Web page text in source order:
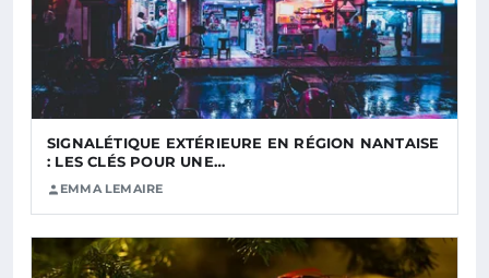
SIGNALÉTIQUE EXTÉRIEURE EN RÉGION NANTAISE
: LES CLÉS POUR UNE…
EMMA LEMAIRE